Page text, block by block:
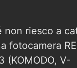
non riesco a
fotocamera
(KOMODO, V-